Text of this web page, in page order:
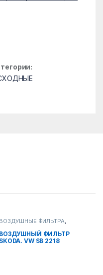
ВОЗДУШНЫЕ ФИЛЬТРА,
ВОЗДУШНЫЙ ФИЛЬТР
SKODA. VW SB 2218